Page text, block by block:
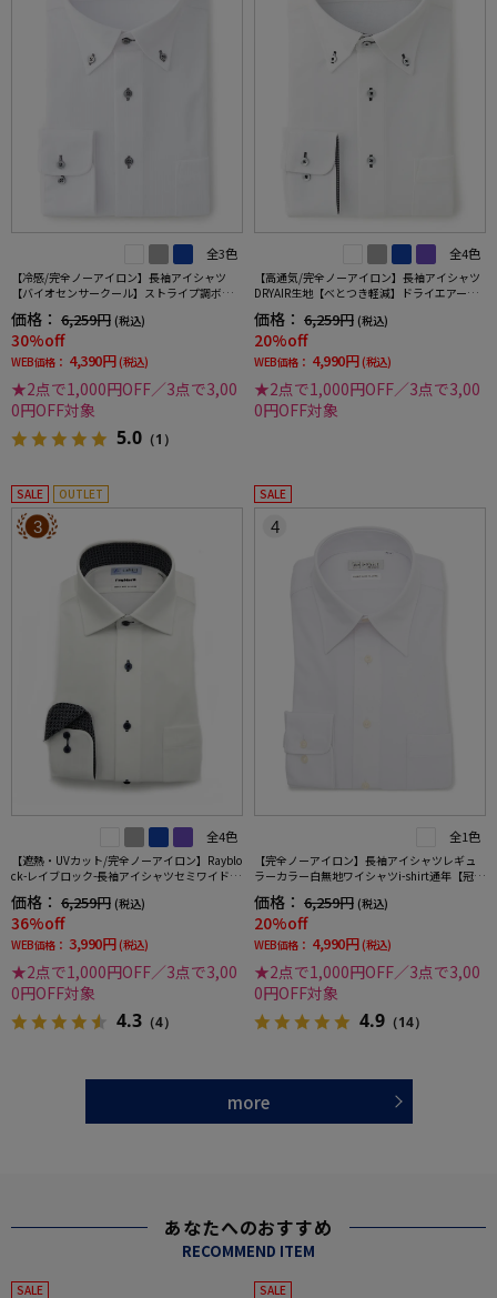
全3色
【冷感/完全ノーアイロン】長袖アイシャツ
【バイオセンサークール】ストライプ調ボタ
効果吸汗速乾ワイシャツ春夏
価格： 6,259円 (税込)
30%off
WEB価格： 4,390円 (税込)
★2点で1,000円OFF／3点で3,00
0円OFF対象
5.0 （1）
全4色
【高通気/完全ノーアイロン】長袖アイシャツ
DRYAIR生地【べとつき軽減】ドライエアー刺
トレッチ防汚効果吸汗速乾ワイシャツ春夏
価格： 6,259円 (税込)
20%off
WEB価格： 4,990円 (税込)
★2点で1,000円OFF／3点で3,00
0円OFF対象
SALE OUTLET
3
全4色
【遮熱・UVカット/完全ノーアイロン】Rayblo
ck-レイブロック-長袖アイシャツセミワイドス
価格： 6,259円 (税込)
36%off
WEB価格： 3,990円 (税込)
★2点で1,000円OFF／3点で3,00
0円OFF対象
4.3 （4）
SALE
4
全1色
【完全ノーアイロン】長袖アイシャツレギュ
ラーカラー白無地ワイシャツi-shirt通年【冠婚
価格： 6,259円 (税込)
20%off
WEB価格： 4,990円 (税込)
★2点で1,000円OFF／3点で3,00
0円OFF対象
4.9 （14）
more
あなたへのおすすめ
RECOMMEND ITEM
SALE SALE